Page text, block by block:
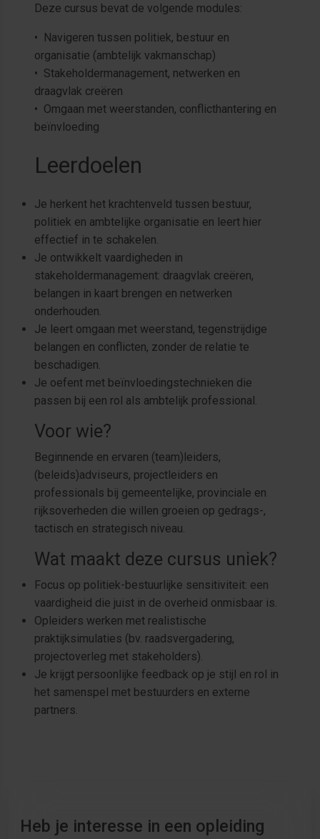
Deze cursus bevat de volgende modules:
• Navigeren tussen politiek, bestuur en
organisatie (ambtelijk vakmanschap)
• Stakeholdermanagement, netwerken en
draagvlak creëren
• Omgaan met weerstanden, conflicthantering en
beïnvloeding
Leerdoelen
Je herkent het krachtenveld tussen bestuur,
politiek en ambtelijke organisatie en leert hier
effectief in te schakelen.
Je ontwikkelt vaardigheden in
stakeholdermanagement: draagvlak creëren,
belangen in kaart brengen en netwerken
onderhouden.
Je leert omgaan met weerstand, tegenstrijdige
belangen en conflicten, zonder de relatie te
beschadigen.
Je oefent met beïnvloedingstechnieken die
passen bij een rol als ambtelijk professional.
Voor wie?
Beginnende en ervaren (team)leiders,
(beleids)adviseurs, projectleiders en
professionals bij gemeentelijke, provinciale en
rijksoverheden die willen groeien op gedrags-,
tactisch en strategisch niveau.
Wat maakt deze cursus uniek?
Focus op politiek-bestuurlijke sensitiviteit: een
vaardigheid die juist in de overheid onmisbaar is.
Opleiders werken met realistische
praktijksimulaties (bv. raadsvergadering,
projectoverleg met stakeholders).
Je krijgt persoonlijke feedback op je stijl en rol in
het samenspel met bestuurders en externe
partners.
Heb je interesse in een opleiding